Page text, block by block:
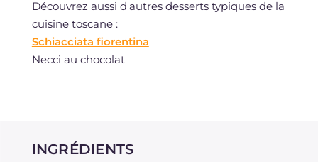
Découvrez aussi d'autres desserts typiques de la
cuisine toscane :
Schiacciata fiorentina
Necci au chocolat
INGRÉDIENTS